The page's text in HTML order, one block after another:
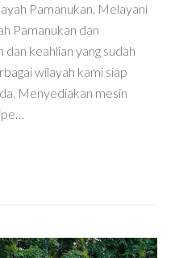
Pamanukan. Melayani
Pamanukan dan
keahlian yang sudah
wilayah kami siap
Menyediakan mesin